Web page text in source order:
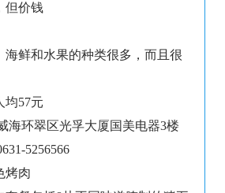
但价钱
海鲜和水果的种类很多，而且很
57元
环翠区光孚大厦国美电器3楼
5256566
肉